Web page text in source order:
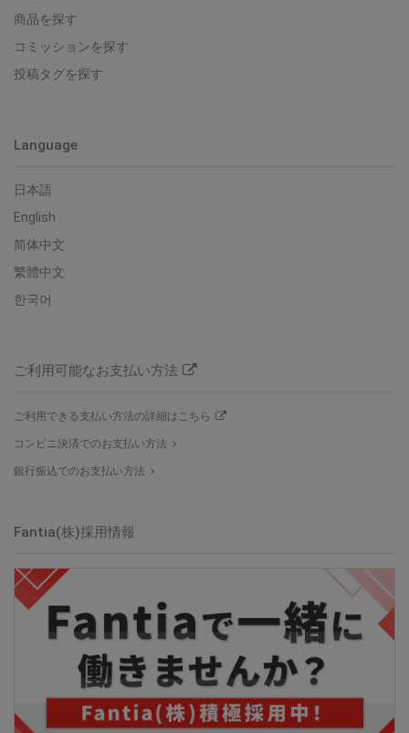
商品を探す
コミッションを探す
投稿タグを探す
Language
日本語
English
简体中文
繁體中文
한국어
ご利用可能なお支払い方法
ご利用できる支払い方法の詳細はこちら
コンビニ決済でのお支払い方法
銀行振込でのお支払い方法
Fantia(株)採用情報